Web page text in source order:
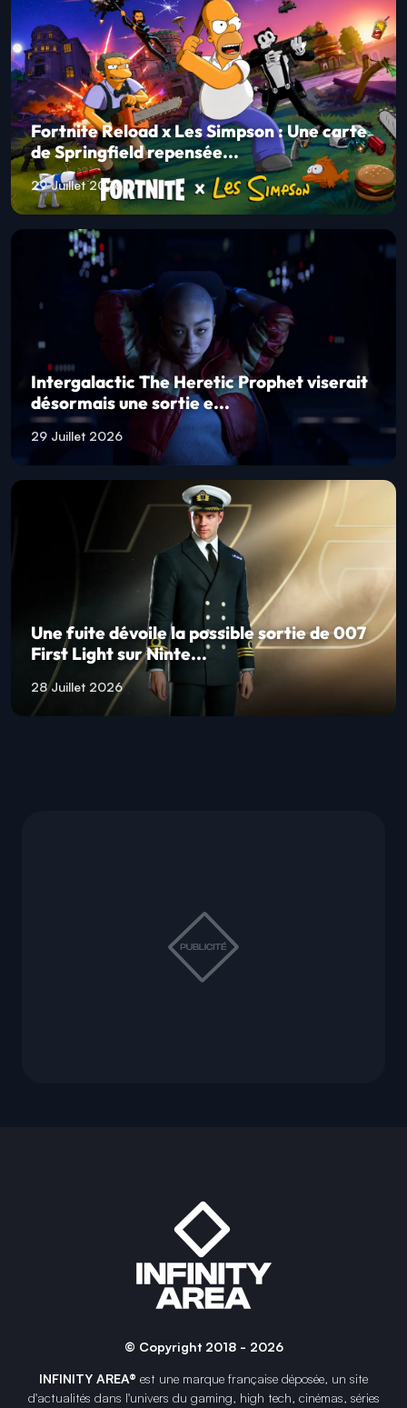
Fortnite Reload x Les Simpson : Une carte
de Springfield repensée...
29 Juillet 2026
Intergalactic The Heretic Prophet viserait
désormais une sortie e...
29 Juillet 2026
Une fuite dévoile la possible sortie de 007
First Light sur Ninte...
28 Juillet 2026
© Copyright 2018 - 2026
INFINITY AREA® est une marque française déposée, un site
d'actualités dans l'univers du gaming, high tech, cinémas, séries